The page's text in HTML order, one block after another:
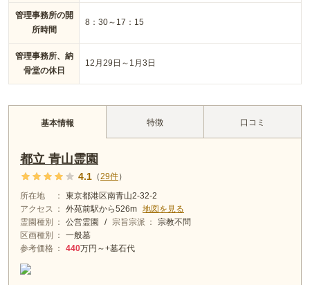
管理事務所の開
所時間
8：30～17：15
管理事務所、納
骨堂の休日
12月29日～1月3日
基本情報 特徴 口コミ
都立 青山霊園
4.1 （29件）
所在地
東京都港区南青山2-32-2
アクセス
外苑前駅から526m 地図を見る
霊園種別
公営霊園 / 宗旨宗派
宗教不問
区画種別
一般墓
参考価格
440万円～+墓石代